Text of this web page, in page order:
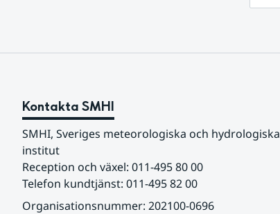
Kontakta SMHI
SMHI, Sveriges meteorologiska och hydrologiska
institut
Reception och växel: 011-495 80 00
Telefon kundtjänst: 011-495 82 00
Organisationsnummer: 202100-0696